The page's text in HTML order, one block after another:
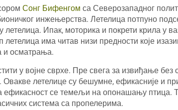
Сонг Бифенгом са Северозападног
инжењерства. Летелица потпуно
Ипак, моторика и покрети крила у
има читав низи предности које
и осматрања.
у војне сврхе. Пре свега за извиђање без
летелице су бешумне, ефикасније и
ефикасност се темељи на опонашању птица.
система са пропелерима.